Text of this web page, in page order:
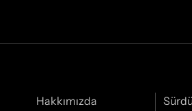
Hakkımızda